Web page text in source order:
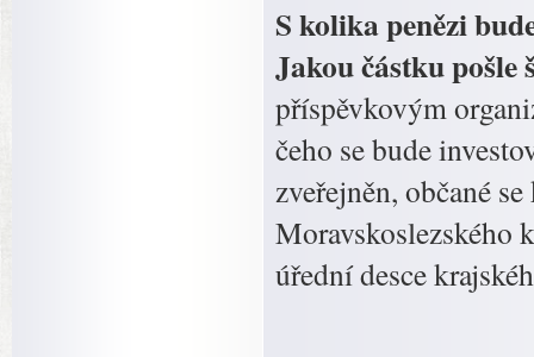
S kolika penězi
Jakou částku
příspěvkovým
čeho se bude
zveřejněn, občané
Moravskoslezského
úřední desce